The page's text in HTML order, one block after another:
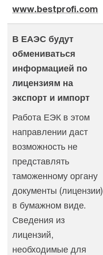
www.bestprofi.com
В ЕАЭС будут
обмениваться
информацией по
лицензиям на
экспорт и импорт
Работа ЕЭК в этом
направлении даст
возможность не
представлять
таможенному органу
документы (лицензии)
в бумажном виде.
Сведения из
лицензий,
необходимые для